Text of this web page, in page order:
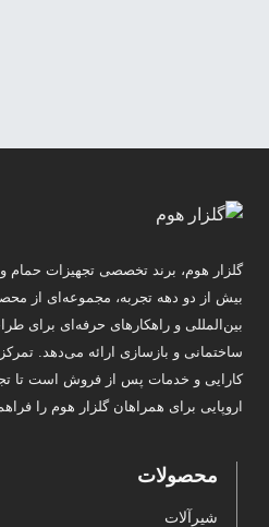
گلزار هوم، برند تخصصی تجهیزات
بیش از دو دهه تجربه، مجموعه‌ای از
بین‌المللی و راهکارهای حرفه‌ای برای
ساختمانی و بازسازی ارائه می‌دهد. تمرکز
کارایی و خدمات پس از فروش است تا
اروپایی برای همراهان گلزار هوم را
محصولات
شیرآلات